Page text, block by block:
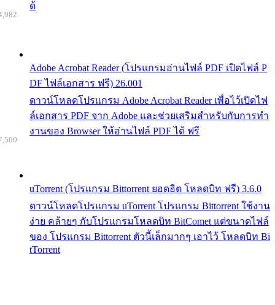
ด้
Adobe Acrobat Reader (โปรแกรมอ่านไฟล์ PDF เปิดไฟล์ P
DF ไฟล์เอกสาร ฟรี) 26.001
ดาวน์โหลดโปรแกรม Adobe Acrobat Reader เพื่อไว้เปิดไฟ
ล์เอกสาร PDF จาก Adobe และช่วยเสริมสำหรับกับการทำ
งานของ Browser ให้อ่านไฟล์ PDF ได้ ฟรี
uTorrent (โปรแกรม Bittorrent ยอดฮิต โหลดบิท ฟรี) 3.6.0
ดาวน์โหลดโปรแกรม uTorrent โปรแกรม Bittorrent ใช้งาน
ง่าย คล้ายๆ กับโปรแกรมโหลดบิท BitComet แต่ขนาดไฟล์
ของ โปรแกรม Bittorrent ตัวนี้เล็กมากๆ เอาไว้ โหลดบิท Bi
tTorrent